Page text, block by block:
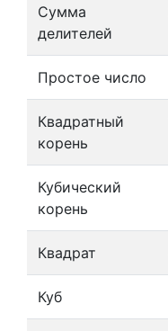
Сумма
делителей
Простое число
Квадратный
корень
Кубический
корень
Квадрат
Куб